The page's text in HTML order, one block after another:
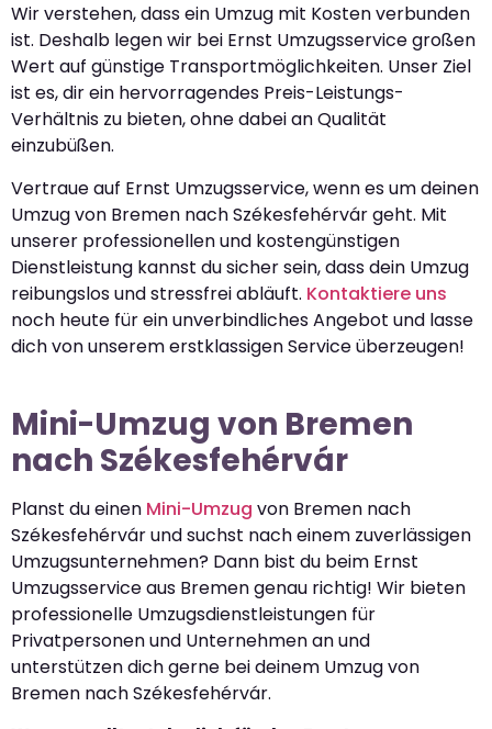
Wir verstehen, dass ein Umzug mit Kosten verbunden
ist. Deshalb legen wir bei Ernst Umzugsservice großen
Wert auf günstige Transportmöglichkeiten. Unser Ziel
ist es, dir ein hervorragendes Preis-Leistungs-
Verhältnis zu bieten, ohne dabei an Qualität
einzubüßen.
Vertraue auf Ernst Umzugsservice, wenn es um deinen
Umzug von Bremen nach Székesfehérvár geht. Mit
unserer professionellen und kostengünstigen
Dienstleistung kannst du sicher sein, dass dein Umzug
reibungslos und stressfrei abläuft. Kontaktiere uns
noch heute für ein unverbindliches Angebot und lasse
dich von unserem erstklassigen Service überzeugen!
Mini-Umzug von Bremen
nach Székesfehérvár
Planst du einen Mini-Umzug von Bremen nach
Székesfehérvár und suchst nach einem zuverlässigen
Umzugsunternehmen? Dann bist du beim Ernst
Umzugsservice aus Bremen genau richtig! Wir bieten
professionelle Umzugsdienstleistungen für
Privatpersonen und Unternehmen an und
unterstützen dich gerne bei deinem Umzug von
Bremen nach Székesfehérvár.